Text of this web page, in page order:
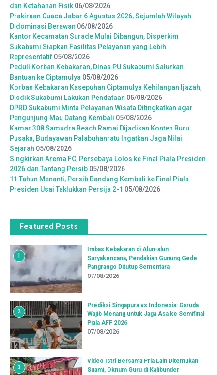
dan Ketahanan Fisik 06/08/2026
Prakiraan Cuaca Jabar 6 Agustus 2026, Sejumlah Wilayah
Didominasi Berawan 06/08/2026
Kantor Kecamatan Surade Mulai Dibangun, Disperkim
Sukabumi Siapkan Fasilitas Pelayanan yang Lebih
Representatif 05/08/2026
Peduli Korban Kebakaran, Dinas PU Sukabumi Salurkan
Bantuan ke Ciptamulya 05/08/2026
Korban Kebakaran Kasepuhan Ciptamulya Kehilangan Ijazah,
Disdik Sukabumi Lakukan Pendataan 05/08/2026
DPRD Sukabumi Minta Pelayanan Wisata Ditingkatkan agar
Pengunjung Mau Datang Kembali 05/08/2026
Kamar 308 Samudra Beach Ramai Dijadikan Konten Buru
Pusaka, Budayawan Palabuhanratu Ingatkan Jaga Nilai
Sejarah 05/08/2026
Singkirkan Arema FC, Persebaya Lolos ke Final Piala Presiden
2026 dan Tantang Persib 05/08/2026
11 Tahun Menanti, Persib Bandung Kembali ke Final Piala
Presiden Usai Taklukkan Persija 2-1 05/08/2026
Featured Posts
1
Imbas Kebakaran di Alun-alun
Suryakencana, Pendakian Gunung Gede
Pangrango Ditutup Sementara
07/08/2026
2
Prediksi Singapura vs Indonesia: Garuda
Wajib Menang untuk Jaga Asa ke Semifinal
Piala AFF 2026
07/08/2026
3
Video Istri Bersama Pria Lain Ditemukan
Suami, Oknum Guru di Kalibunder